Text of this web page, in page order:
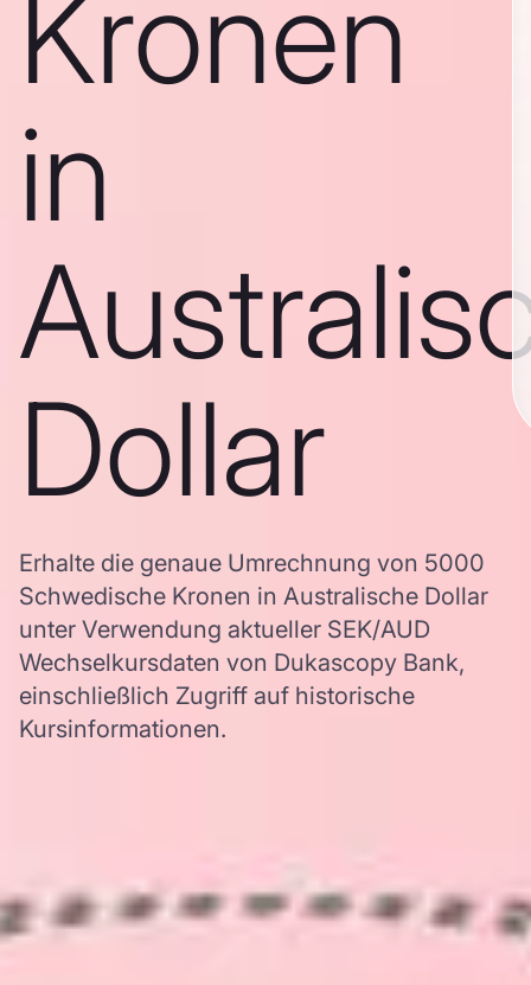
Kronen
in
Dollar
Erhalte die genaue Umrechnung von 5000
Schwedische Kronen in Australische Dollar
unter Verwendung aktueller SEK/AUD
Wechselkursdaten von Dukascopy Bank,
einschließlich Zugriff auf historische
Kursinformationen.